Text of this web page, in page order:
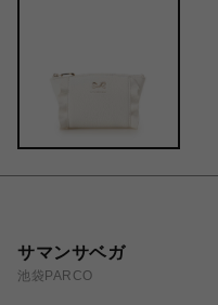
サマンサベガ
池袋PARCO